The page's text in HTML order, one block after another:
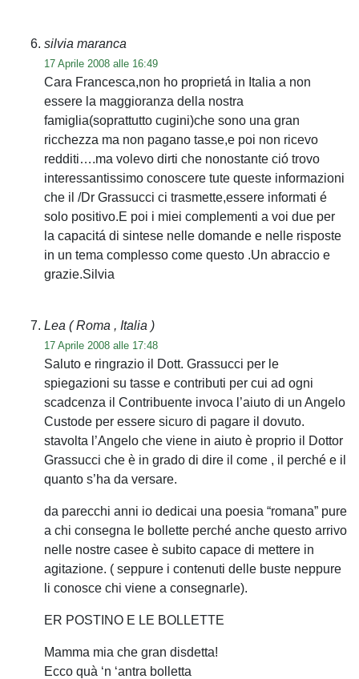
silvia maranca
17 Aprile 2008 alle 16:49
Cara Francesca,non ho proprietá in Italia a non
essere la maggioranza della nostra
famiglia(soprattutto cugini)che sono una gran
ricchezza ma non pagano tasse,e poi non ricevo
redditi….ma volevo dirti che nonostante ció trovo
interessantissimo conoscere tute queste informazioni
che il /Dr Grassucci ci trasmette,essere informati é
solo positivo.E poi i miei complementi a voi due per
la capacitá di sintese nelle domande e nelle risposte
in un tema complesso come questo .Un abraccio e
grazie.Silvia
Lea ( Roma , Italia )
17 Aprile 2008 alle 17:48
Saluto e ringrazio il Dott. Grassucci per le
spiegazioni su tasse e contributi per cui ad ogni
scadcenza il Contribuente invoca l’aiuto di un Angelo
Custode per essere sicuro di pagare il dovuto.
stavolta l’Angelo che viene in aiuto è proprio il Dottor
Grassucci che è in grado di dire il come , il perché e il
quanto s’ha da versare.
da parecchi anni io dedicai una poesia “romana” pure
a chi consegna le bollette perché anche questo arrivo
nelle nostre casee è subito capace di mettere in
agitazione. ( seppure i contenuti delle buste neppure
li conosce chi viene a consegnarle).
ER POSTINO E LE BOLLETTE
Mamma mia che gran disdetta!
Ecco quà ‘n ‘antra bolletta